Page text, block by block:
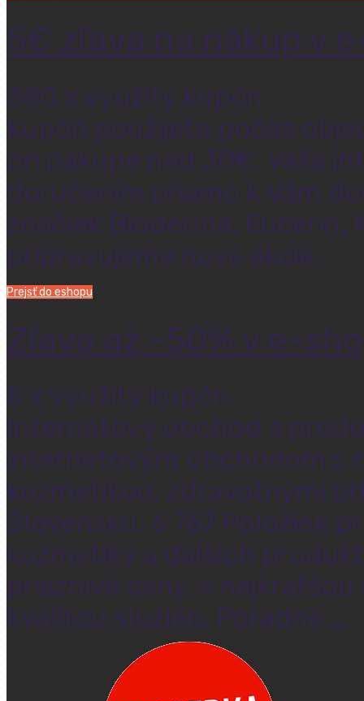
5€ zľava na nákup v
380 x využitý kupón
Kupón použijete počas
pri nákupe nad 30€. Vaša
doručením priamo k Vám
značiek Bioderma, Eucerin,
pripravujeme nové akcie.
Prejsť do eshopu
Zľava až -50% v e-
5 x využitý kupón
Internetový obchod s
internetovým obchodom s
kozmetikou, zdravotnými
Slovensku. 6 767 Položiek
kozmetiky a ďalších
priaznivé ceny, s
kvalitou služieb. Poradne …